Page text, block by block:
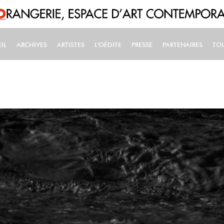
NAVIGATION
ARCHIVES ARTISTES L'OÉDITE PRESSE PARTENAIRES